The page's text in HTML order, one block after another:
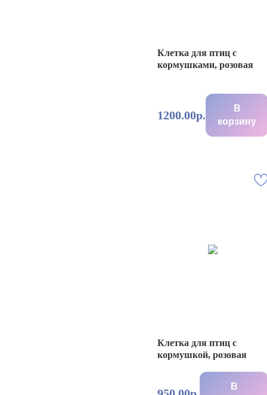
Клетка для птиц с
кормушками, розовая
1200.00р.
В
корзину
Клетка для птиц с
кормушкой, розовая
В